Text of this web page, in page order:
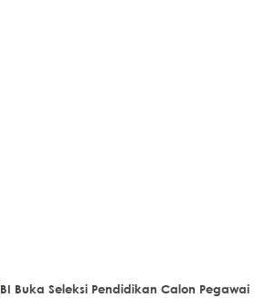
BI Buka Seleksi Pendidikan Calon Pegawai